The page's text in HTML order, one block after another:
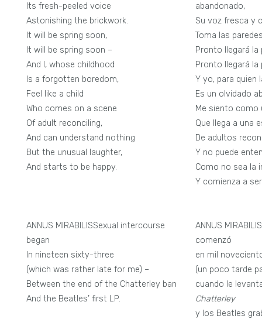
Its fresh-peeled voice
Astonishing the brickwork.
It will be spring soon,
It will be spring soon –
And I, whose childhood
Is a forgotten boredom,
Feel like a child
Who comes on a scene
Of adult reconciling,
And can understand nothing
But the unusual laughter,
And starts to be happy.
abandonado,
Su voz fresca y
Toma las
Pronto llegará la
Pronto llegará la
Y yo, para quien
Es un olvidado
Me siento como
Que llega a una
De adultos
Y no puede
Como no sea la
Y comienza a
ANNUS MIRABILISSexual intercourse
began
In nineteen sixty-three
(which was rather late for me) –
Between the end of the Chatterley ban
And the Beatles’ first LP.
ANNUS
comenzó
en mil
(un poco tarde
cuando le
Chatterley
y los Beatles